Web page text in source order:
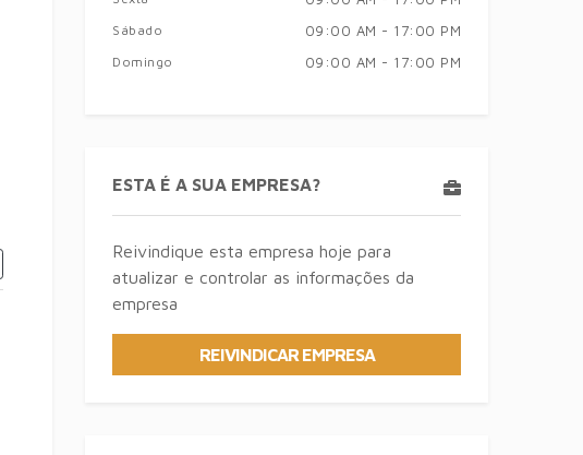
Sábado 09:00 AM - 17:00 PM
Domingo 09:00 AM - 17:00 PM
ESTA É A SUA EMPRESA?
Reivindique esta empresa hoje para
atualizar e controlar as informações da
empresa
REIVINDICAR EMPRESA